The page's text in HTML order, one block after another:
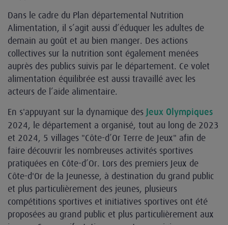
Dans le cadre du Plan départemental Nutrition
Alimentation, il s’agit aussi d’éduquer les adultes de
demain au goût et au bien manger. Des actions
collectives sur la nutrition sont également menées
auprès des publics suivis par le département. Ce volet
alimentation équilibrée est aussi travaillé avec les
acteurs de l’aide alimentaire.
En s'appuyant sur la dynamique des Jeux Olympiques
2024, le département a organisé, tout au long de 2023
et 2024, 5 villages "Côte-d’Or Terre de Jeux" afin de
faire découvrir les nombreuses activités sportives
pratiquées en Côte-d’Or. Lors des premiers Jeux de
Côte-d'Or de la Jeunesse, à destination du grand public
et plus particulièrement des jeunes, plusieurs
compétitions sportives et initiatives sportives ont été
proposées au grand public et plus particulièrement aux